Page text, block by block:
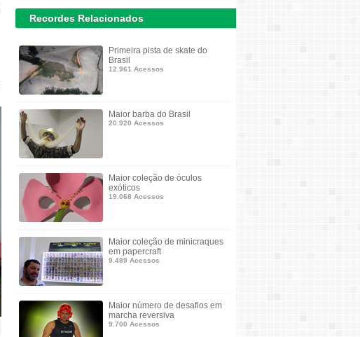
Recordes Relacionados
Primeira pista de skate do
Brasil
12.961 Acessos
Maior barba do Brasil
20.920 Acessos
Maior coleção de óculos
exóticos
19.068 Acessos
Maior coleção de minicraques
em papercraft
9.489 Acessos
Maior número de desafios em
marcha reversiva
9.700 Acessos